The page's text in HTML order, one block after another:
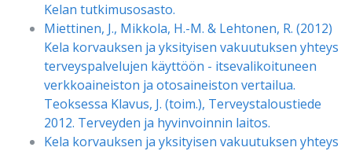
Kelan tutkimusosasto.
Miettinen, J., Mikkola, H.-M. & Lehtonen, R. (2012)
Kela korvauksen ja yksityisen vakuutuksen yhteys
terveyspalvelujen käyttöön - itsevalikoituneen
verkkoaineiston ja otosaineiston vertailua.
Teoksessa Klavus, J. (toim.), Terveystaloustiede
2012. Terveyden ja hyvinvoinnin laitos.
Kela korvauksen ja yksityisen vakuutuksen yhteys